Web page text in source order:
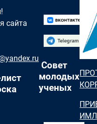
сайта
Совет
молодых
ученых